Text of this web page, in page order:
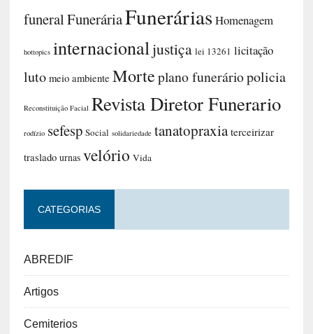
funeralFuneráriaFuneráriasHomenagem
hottopics internacionaljustiça lei 13261 licitação
luto meio ambiente Morteplano funeráriopolicia
Reconstituição Facial Revista Diretor Funerario
rodízio sefesp Social solidariedade tanatopraxia terceirizar
traslado urnas velório Vida
CATEGORIAS
ABREDIF
Artigos
Cemiterios